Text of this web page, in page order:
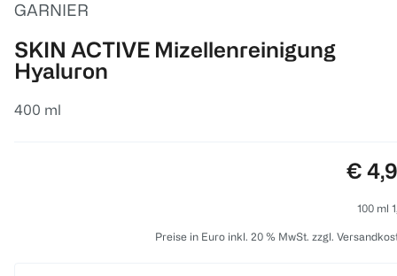
GARNIER
SKIN ACTIVE Mizellenreinigung
Hyaluron
400 ml
€
100 ml
Preise in Euro inkl. 20 % MwSt. zzgl.